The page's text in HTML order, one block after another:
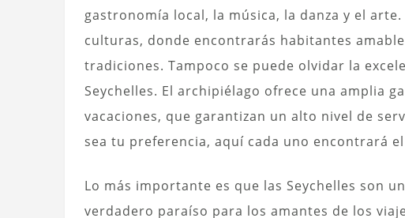
gastronomía local, la música, la danza y el
culturas, donde encontrarás habitantes
tradiciones. Tampoco se puede olvidar la
Seychelles. El archipiélago ofrece una amplia
vacaciones, que garantizan un alto nivel de
sea tu preferencia, aquí cada uno encontrará
Lo más importante es que las Seychelles son
verdadero paraíso para los amantes de los